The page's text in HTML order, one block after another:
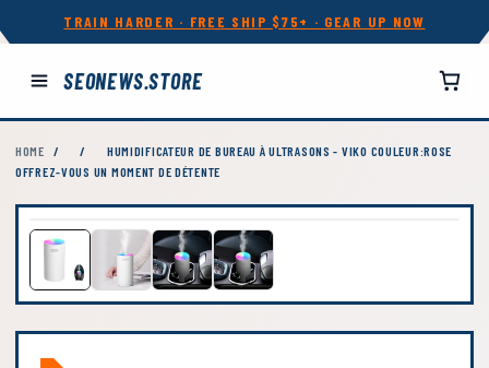
TRAIN HARDER · FREE SHIP $75+ · GEAR UP NOW
SEONEWS.STORE
HOME / /
HUMIDIFICATEUR DE BUREAU À ULTRASONS - VIKO COULEUR:ROSE
OFFREZ-VOUS UN MOMENT DE DÉTENTE